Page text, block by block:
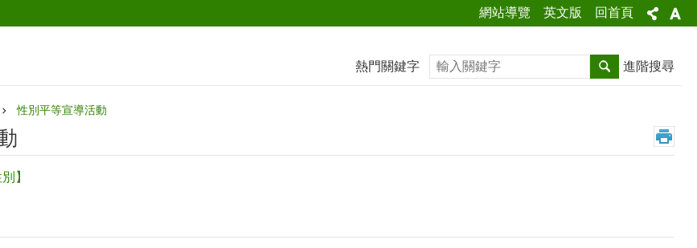
網站導覽 英文版 回首頁
熱門關鍵字 搜尋 進階搜尋
性別平等宣導活動
】